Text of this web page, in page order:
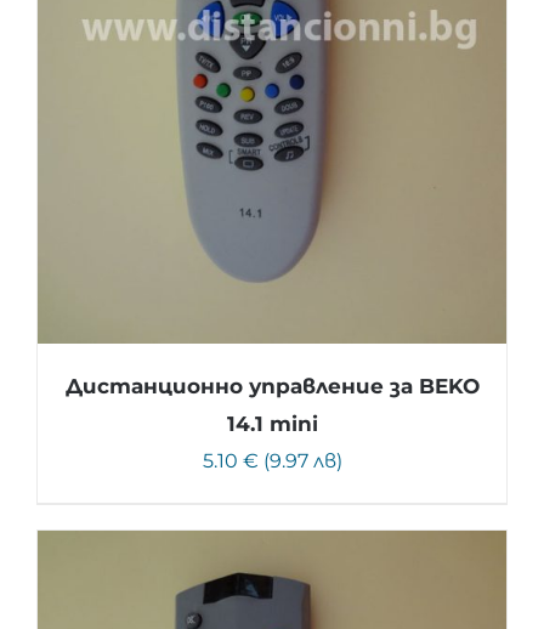
Дистанционно управление за BEKO
14.1 mini
5.10 € (9.97 лв)